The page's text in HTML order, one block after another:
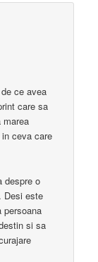
ce avea
care sa
marea
ceva care
despre o
Desi este
persoana
si sa